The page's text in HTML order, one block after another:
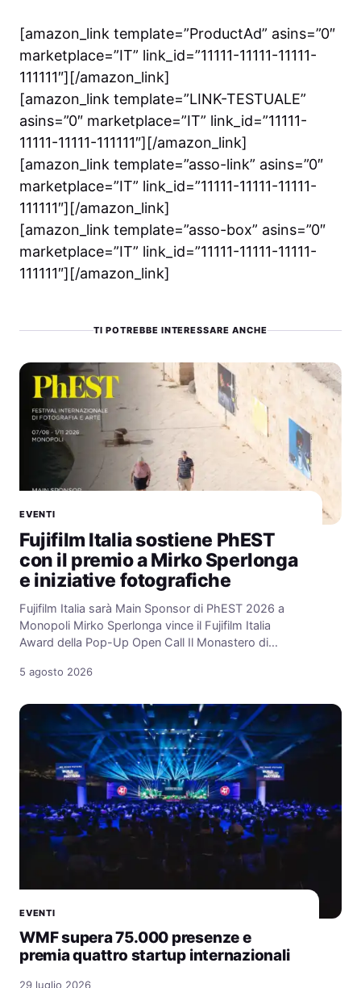
[amazon_link template=”ProductAd” asins=”0″
marketplace=”IT” link_id=”11111-11111-11111-
111111″][/amazon_link]
[amazon_link template=”LINK-TESTUALE”
asins=”0″ marketplace=”IT” link_id=”11111-
11111-11111-111111″][/amazon_link]
[amazon_link template=”asso-link” asins=”0″
marketplace=”IT” link_id=”11111-11111-11111-
111111″][/amazon_link]
[amazon_link template=”asso-box” asins=”0″
marketplace=”IT” link_id=”11111-11111-11111-
111111″][/amazon_link]
TI POTREBBE INTERESSARE ANCHE
EVENTI
Fujifilm Italia sostiene PhEST
con il premio a Mirko Sperlonga
e iniziative fotografiche
Fujifilm Italia sarà Main Sponsor di PhEST 2026 a
Monopoli Mirko Sperlonga vince il Fujifilm Italia
Award della Pop-Up Open Call Il Monastero di…
5 agosto 2026
EVENTI
WMF supera 75.000 presenze e
premia quattro startup internazionali
29 luglio 2026